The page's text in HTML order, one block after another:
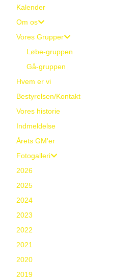
Kalender
Om os
Vores Grupper
Løbe-gruppen
Gå-gruppen
Hvem er vi
Bestyrelsen/Kontakt
Vores historie
Indmeldelse
Årets GM'er
Fotogalleri
2026
2025
2024
2023
2022
2021
2020
2019